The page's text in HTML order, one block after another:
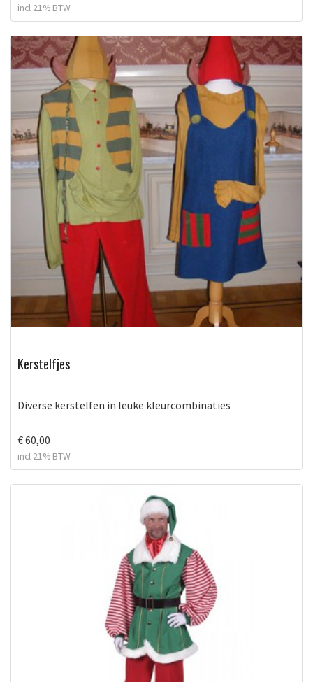
incl 21% BTW
Kerstelfjes
Diverse kerstelfen in leuke kleurcombinaties
€ 60,00
incl 21% BTW